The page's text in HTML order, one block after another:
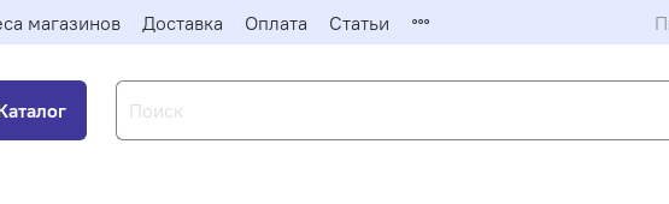
магазинов Доставка Оплата Статьи